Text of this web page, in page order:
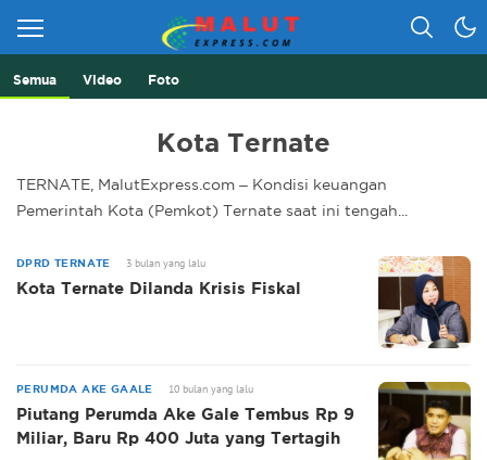
Malut Express
Berita Lebih Cepat
Semua Video Foto
Kota Ternate
TERNATE, MalutExpress.com – Kondisi keuangan
Pemerintah Kota (Pemkot) Ternate saat ini tengah...
DPRD TERNATE 3 bulan yang lalu
Kota Ternate Dilanda Krisis Fiskal
PERUMDA AKE GAALE 10 bulan yang lalu
Piutang Perumda Ake Gale Tembus Rp 9
Miliar, Baru Rp 400 Juta yang Tertagih